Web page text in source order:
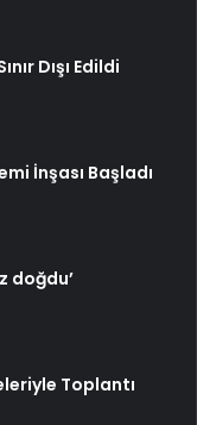
Dışı Edildi
İnşası Başladı
doğdu’
Toplantı